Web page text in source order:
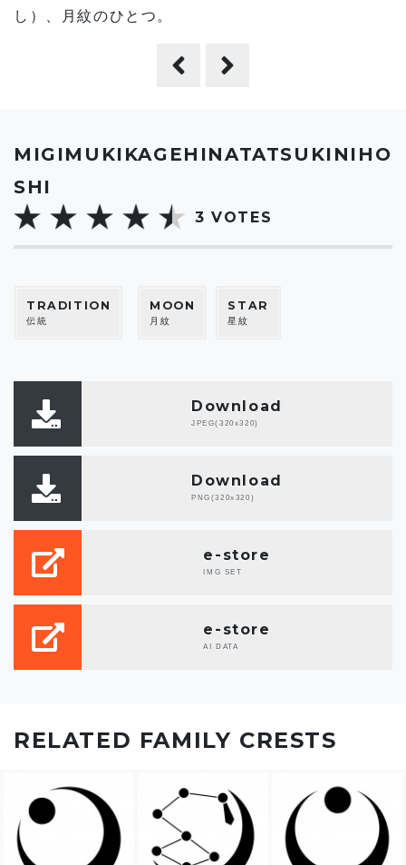
MIGIMUKIKAGEHINATATSUKINIHO
SHI
3 VOTES
TRADITION
伝統
MOON
月紋
STAR
星紋
Download
JPEG(320x320)
Download
PNG(320x320)
e-store
IMG SET
e-store
AI DATA
し）、月紋のひとつ。
RELATED FAMILY CRESTS